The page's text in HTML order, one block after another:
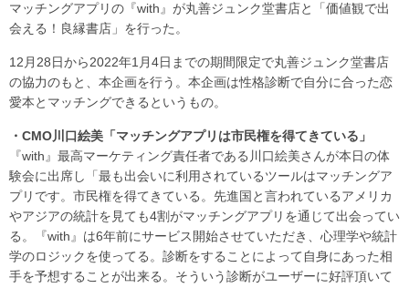
マッチングアプリの『with』が丸善ジュンク堂書店と「価値観で出
会える！良縁書店」を行った。
12月28日から2022年1月4日までの期間限定で丸善ジュンク堂書店
の協力のもと、本企画を行う。本企画は性格診断で自分に合った恋
愛本とマッチングできるというもの。
・CMO川口絵美「マッチングアプリは市民権を得てきている」
『with』最高マーケティング責任者である川口絵美さんが本日の体
験会に出席し「最も出会いに利用されているツールはマッチングア
プリです。市民権を得てきている。先進国と言われているアメリカ
やアジアの統計を見ても4割がマッチングアプリを通じて出会ってい
る。『with』は6年前にサービス開始させていただき、心理学や統計
学のロジックを使ってる。診断をすることによって自身にあった相
手を予想することが出来る。そういう診断がユーザーに好評頂いて